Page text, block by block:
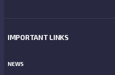
IMPORTANT LINKS
NEWS